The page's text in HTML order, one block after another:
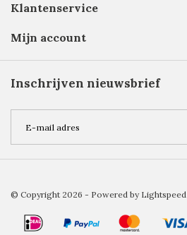
Klantenservice
Mijn account
Inschrijven nieuwsbrief
© Copyright 2026 - Powered by Lightspeed